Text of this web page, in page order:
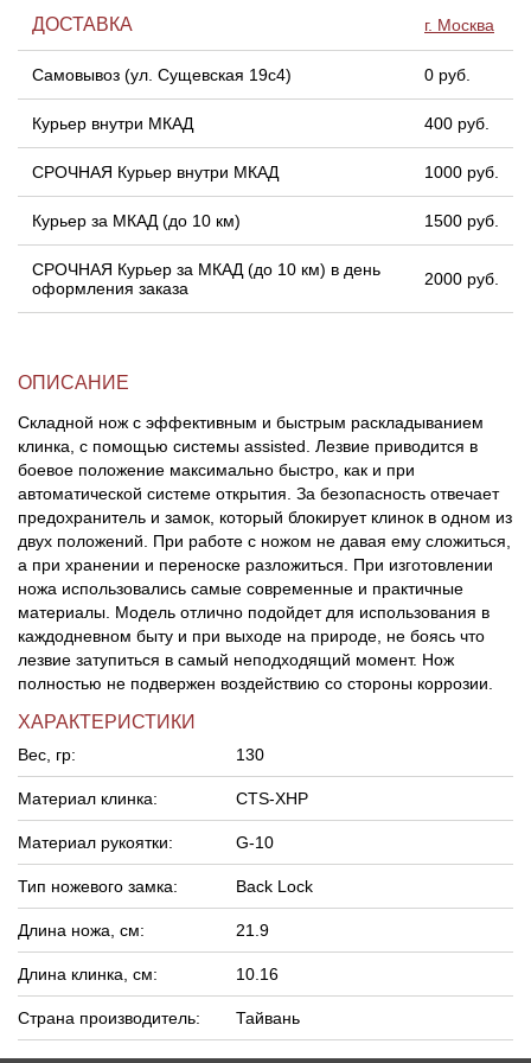
ДОСТАВКА г. Москва
Самовывоз (ул. Сущевская 19с4) 0 руб.
Курьер внутри МКАД 400 руб.
СРОЧНАЯ Курьер внутри МКАД 1000 руб.
Курьер за МКАД (до 10 км) 1500 руб.
СРОЧНАЯ Курьер за МКАД (до 10 км) в день
оформления заказа
2000 руб.
ОПИСАНИЕ
Складной нож с эффективным и быстрым раскладыванием
клинка, с помощью системы assisted. Лезвие приводится в
боевое положение максимально быстро, как и при
автоматической системе открытия. За безопасность отвечает
предохранитель и замок, который блокирует клинок в одном из
двух положений. При работе с ножом не давая ему сложиться,
а при хранении и переноске разложиться. При изготовлении
ножа использовались самые современные и практичные
материалы. Модель отлично подойдет для использования в
каждодневном быту и при выходе на природе, не боясь что
лезвие затупиться в самый неподходящий момент. Нож
полностью не подвержен воздействию со стороны коррозии.
ХАРАКТЕРИСТИКИ
Вес, гр: 130
Материал клинка: CTS-XHP
Материал рукоятки: G-10
Тип ножевого замка: Back Lock
Длина ножа, см: 21.9
Длина клинка, см: 10.16
Страна производитель: Тайвань